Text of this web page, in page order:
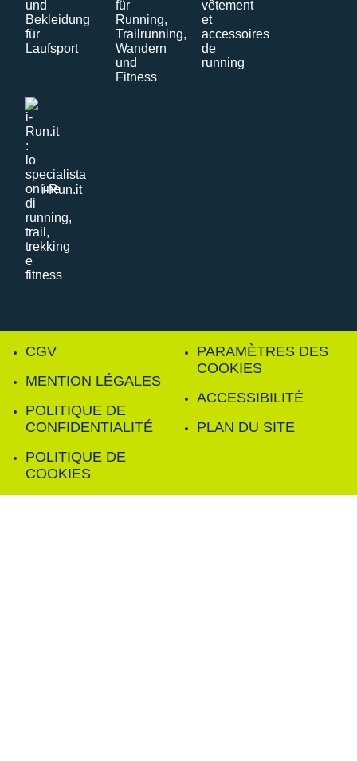
i-Run.it
CGV
MENTION LÉGALES
POLITIQUE DE
CONFIDENTIALITÉ
POLITIQUE DE
COOKIES
PARAMÈTRES DES
COOKIES
ACCESSIBILITÉ
PLAN DU SITE